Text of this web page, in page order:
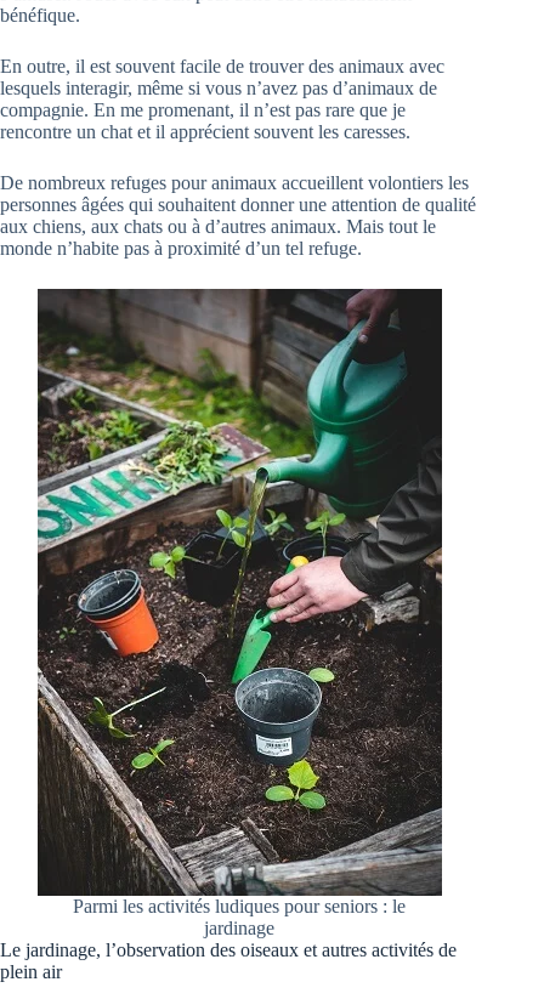
bénéfique.
En outre, il est souvent facile de trouver des animaux avec
lesquels interagir, même si vous n’avez pas d’animaux de
compagnie. En me promenant, il n’est pas rare que je
rencontre un chat et il apprécient souvent les caresses.
De nombreux refuges pour animaux accueillent volontiers les
personnes âgées qui souhaitent donner une attention de qualité
aux chiens, aux chats ou à d’autres animaux. Mais tout le
monde n’habite pas à proximité d’un tel refuge.
Parmi les activités ludiques pour seniors : le
jardinage
Le jardinage, l’observation des oiseaux et autres activités de
plein air